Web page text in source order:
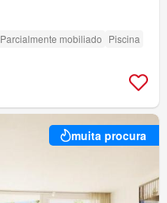
Parcialmente mobiliado Piscina
muita procura